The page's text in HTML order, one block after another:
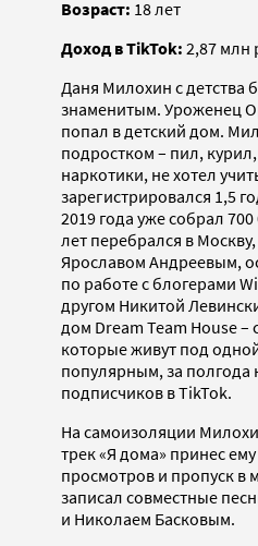
Возраст: 18 лет
Доход в TikTok: 2,87 млн
Даня Милохин с детства
знаменитым. Уроженец
попал в детский дом.
подростком – пил,
наркотики, не хотел
зарегистрировался 1,5
2019 года уже собрал
лет перебрался в
Ярославом Андреевым,
по работе с блогерами
другом Никитой
дом Dream Team House
которые живут под
популярным, за полгода
подписчиков в TikTok.
На самоизоляции
трек «Я дома» принес
просмотров и пропуск в
записал совместные
и Николаем Басковым.